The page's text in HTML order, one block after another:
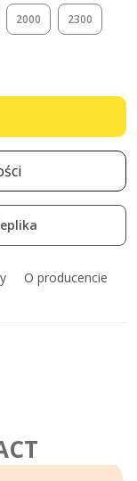
2000 2300
O producencie